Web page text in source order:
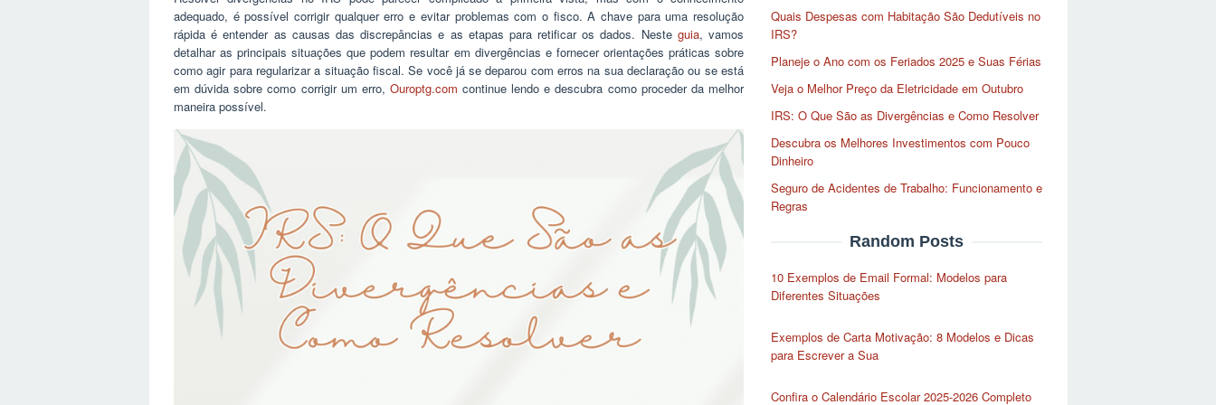
adequado, é possível corrigir qualquer erro e evitar problemas com o fisco. A chave para uma resolução
rápida é entender as causas das discrepâncias e as etapas para retificar os dados. Neste guia, vamos
detalhar as principais situações que podem resultar em divergências e fornecer orientações práticas sobre
como agir para regularizar a situação fiscal. Se você já se deparou com erros na sua declaração ou se está
em dúvida sobre como corrigir um erro, Ouroptg.com continue lendo e descubra como proceder da melhor
maneira possível.
Quais Despesas com Habitação São Dedutíveis no
IRS?
Planeje o Ano com os Feriados 2025 e Suas Férias
Veja o Melhor Preço da Eletricidade em Outubro
IRS: O Que São as Divergências e Como Resolver
Descubra os Melhores Investimentos com Pouco
Dinheiro
Seguro de Acidentes de Trabalho: Funcionamento e
Regras
Random Posts
10 Exemplos de Email Formal: Modelos para
Diferentes Situações
Exemplos de Carta Motivação: 8 Modelos e Dicas
para Escrever a Sua
Confira o Calendário Escolar 2025-2026 Completo